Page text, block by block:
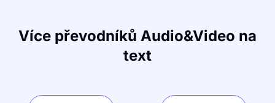
Více převodníků Audio&Video na
text